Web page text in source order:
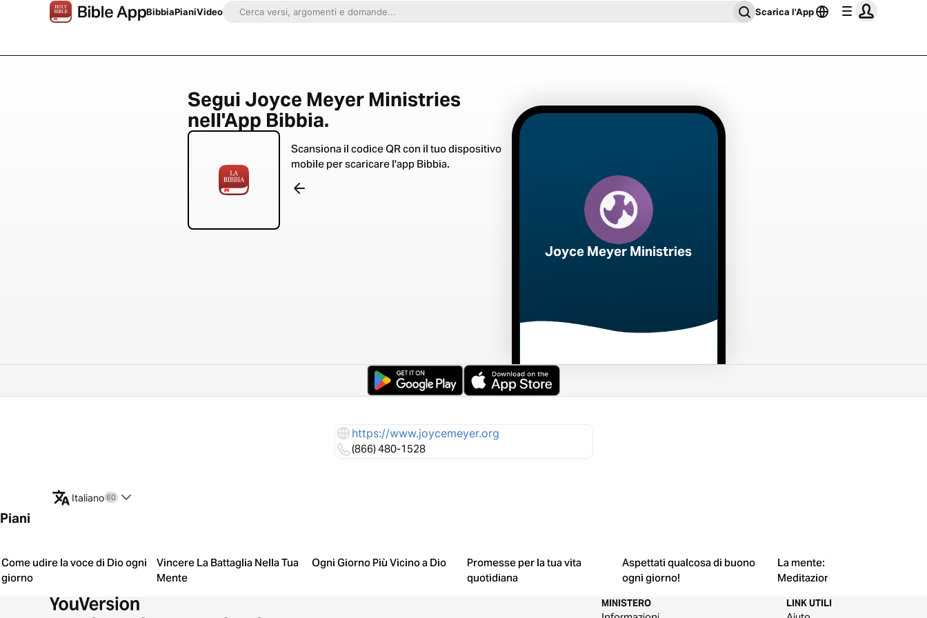
BibbiaPianiVideo Scarica l'App
Segui Joyce Meyer Ministries
nell'App Bibbia.
Scansiona il codice QR con il tuo dispositivo
mobile per scaricare l'app Bibbia.
Joyce Meyer Ministries
https://www.joycemeyer.org
(866) 480-1528
Italiano 60
Piani
Come udire la voce di Dio ogni
giorno
Vincere La Battaglia Nella Tua
Mente
Ogni Giorno Più Vicino a Dio
Promesse per la tua vita
quotidiana
Aspettati qualcosa di buono
ogni giorno!
La mente: il campo di battaglia
Meditazioni
MINISTERO LINK UTILI